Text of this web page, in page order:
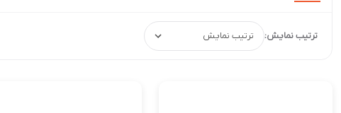
ترتیب نمایش: